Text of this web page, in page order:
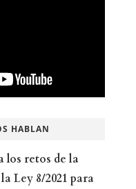
HABLAN
los retos de la
Ley 8/2021 para